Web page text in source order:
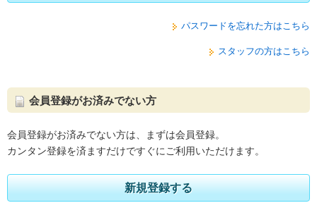
パスワードを忘れた方はこちら
スタッフの方はこちら
会員登録がお済みでない方
会員登録がお済みでない方は、まずは会員登録。
カンタン登録を済ますだけですぐにご利用いただけます。
新規登録する